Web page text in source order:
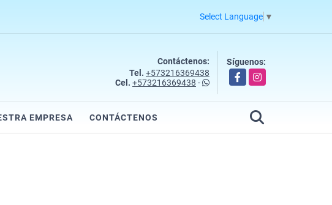
Select Language ▼
Contáctenos:
Tel. +573216369438
Cel. +573216369438 -
Síguenos:
FacebookInstagram
EMPRESA CONTÁCTENOS